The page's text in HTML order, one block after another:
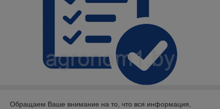
Обращаем Ваше внимание на то, что вся информация,